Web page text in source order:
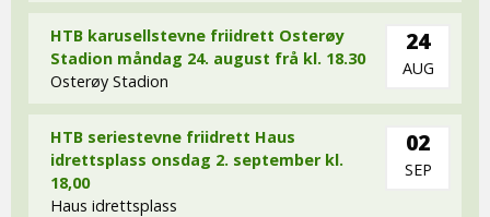
HTB karusellstevne friidrett Osterøy
Stadion måndag 24. august frå kl. 18.30
Osterøy Stadion
24
AUG
HTB seriestevne friidrett Haus
idrettsplass onsdag 2. september kl.
18,00
Haus idrettsplass
02
SEP